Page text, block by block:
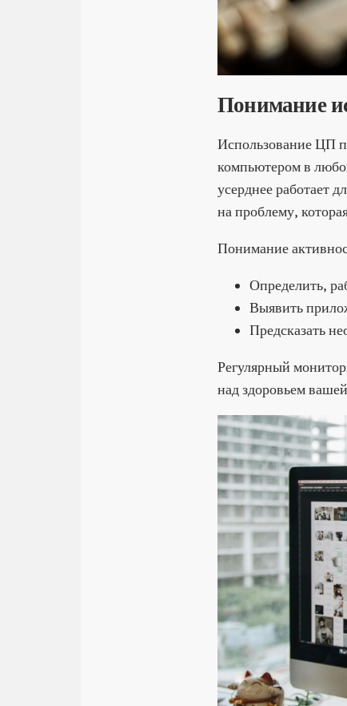
Понимание
Использование ЦП
компьютером в
усерднее работает
на проблему,
Понимание
Определить,
Выявить
Предсказать
Регулярный
над здоровьем